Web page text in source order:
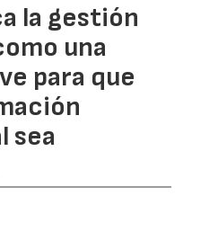
la gestión
una
para que
sea